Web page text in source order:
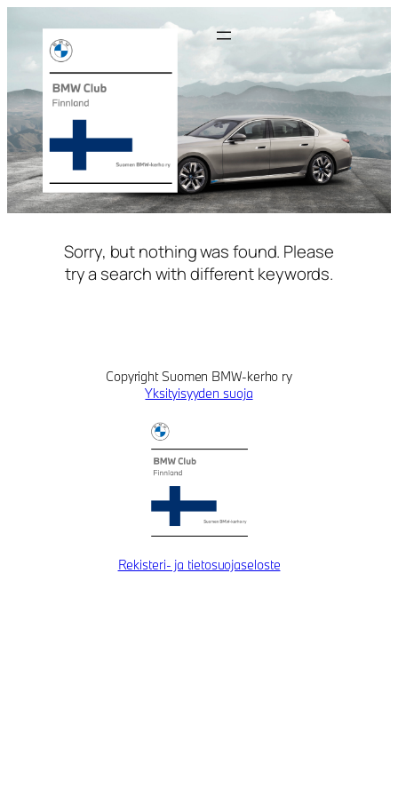
sisältöön
Sorry, but nothing was found. Please
try a search with different keywords.
Copyright Suomen BMW-kerho ry
Yksityisyyden suoja
Rekisteri- ja tietosuojaseloste